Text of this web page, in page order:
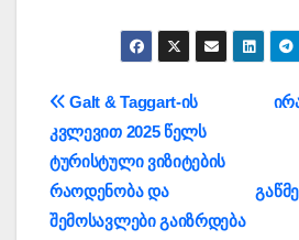
პოსტის
ნავიგაცია
Galt & Taggart-ის
კვლევით 2025 წელს
ტურისტული ვიზიტების
რაოდენობა და
შემოსავლები გაიზრდება